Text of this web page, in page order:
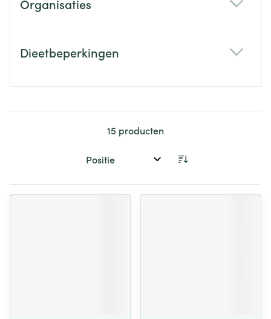
Organisaties
Dieetbeperkingen
15 producten
Sorteer op: